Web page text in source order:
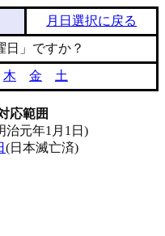
月日選択に戻る
日」ですか？
木 金 土
応範囲
治元年1月1日)
(日本滅亡済)